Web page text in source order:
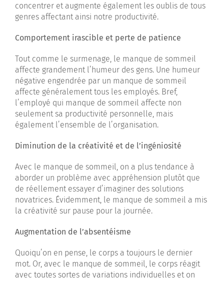
concentrer et augmente également les oublis de tous
genres affectant ainsi notre productivité.
Comportement irascible et perte de patience
Tout comme le surmenage, le manque de sommeil
affecte grandement l’humeur des gens. Une humeur
négative engendrée par un manque de sommeil
affecte généralement tous les employés. Bref,
l’employé qui manque de sommeil affecte non
seulement sa productivité personnelle, mais
également l’ensemble de l’organisation.
Diminution de la créativité et de l’ingéniosité
Avec le manque de sommeil, on a plus tendance à
aborder un problème avec appréhension plutôt que
de réellement essayer d’imaginer des solutions
novatrices. Évidemment, le manque de sommeil a mis
la créativité sur pause pour la journée.
Augmentation de l’absentéisme
Quoiqu’on en pense, le corps a toujours le dernier
mot. Or, avec le manque de sommeil, le corps réagit
avec toutes sortes de variations individuelles et on